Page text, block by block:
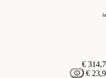
€
€